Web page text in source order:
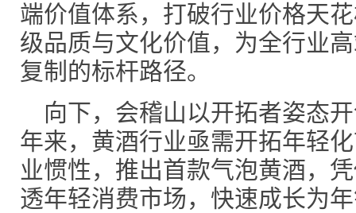
端价值体系，打破行业价格天
级品质与文化价值，为全行业
复制的标杆路径。
向下，会稽山以开拓者姿态
年来，黄酒行业亟需开拓年轻
业惯性，推出首款气泡黄酒，
透年轻消费市场，快速成长为